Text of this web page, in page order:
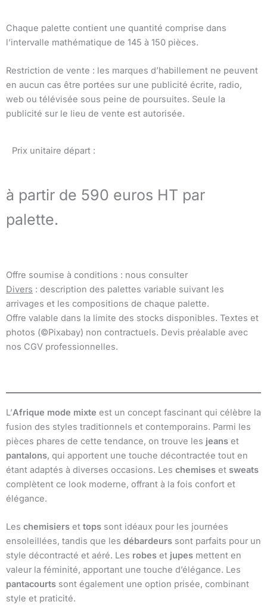
Chaque palette contient une quantité comprise dans
l’intervalle mathématique de 145 à 150 pièces.
Restriction de vente : les marques d’habillement ne peuvent
en aucun cas être portées sur une publicité écrite, radio,
web ou télévisée sous peine de poursuites. Seule la
publicité sur le lieu de vente est autorisée.
Prix unitaire départ :
à partir de 590 euros HT par
palette.
Offre soumise à conditions : nous consulter
Divers : description des palettes variable suivant les
arrivages et les compositions de chaque palette.
Offre valable dans la limite des stocks disponibles. Textes et
photos (©Pixabay) non contractuels. Devis préalable avec
nos CGV professionnelles.
L’Afrique mode mixte est un concept fascinant qui célèbre la
fusion des styles traditionnels et contemporains. Parmi les
pièces phares de cette tendance, on trouve les jeans et
pantalons, qui apportent une touche décontractée tout en
étant adaptés à diverses occasions. Les chemises et sweats
complètent ce look moderne, offrant à la fois confort et
élégance.
Les chemisiers et tops sont idéaux pour les journées
ensoleillées, tandis que les débardeurs sont parfaits pour un
style décontracté et aéré. Les robes et jupes mettent en
valeur la féminité, apportant une touche d’élégance. Les
pantacourts sont également une option prisée, combinant
style et praticité.